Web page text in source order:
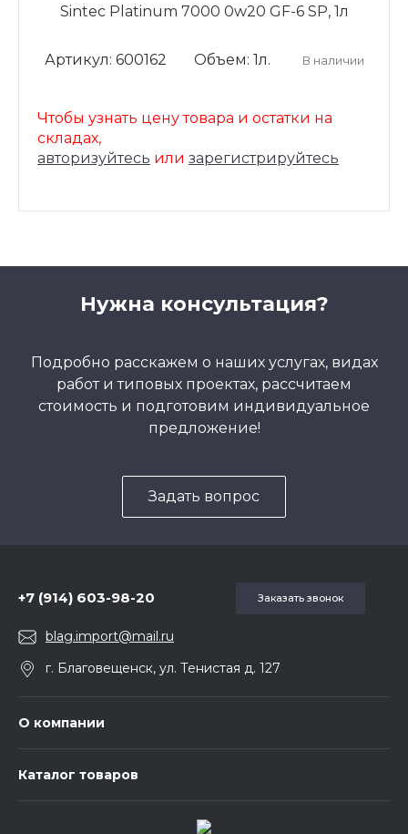
Sintec Platinum 7000 0w20 GF-6 SP, 1л
Артикул: 600162 Объем: 1л. В наличии
Чтобы узнать цену товара и остатки на
складах,
авторизуйтесь или зарегистрируйтесь
Нужна консультация?
Подробно расскажем о наших услугах, видах
работ и типовых проектах, рассчитаем
стоимость и подготовим индивидуальное
предложение!
Задать вопрос
+7 (914) 603-98-20 Заказать звонок
blag.import@mail.ru
г. Благовещенск, ул. Тенистая д. 127
О компании
Каталог товаров